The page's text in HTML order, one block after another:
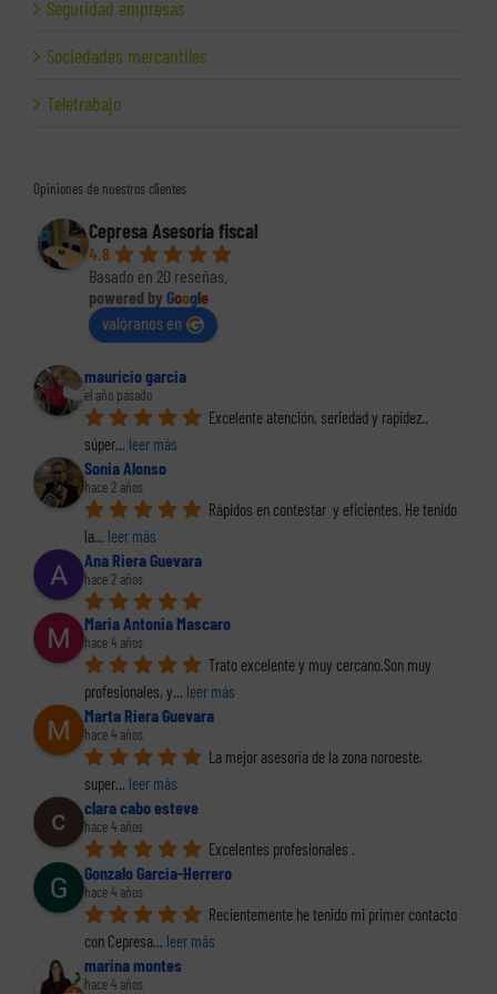
Seguridad empresas
Sociedades mercantiles
Teletrabajo
Opiniones de nuestros clientes
Cepresa Asesoría fiscal
4.8
Basado en 20 reseñas.
powered by Google
valóranos en
mauricio garcia
el año pasado
Excelente atención, seriedad y rapidez..
súper... leer más
Sonia Alonso
hace 2 años
Rápidos en contestar  y eficientes. He tenido
la... leer más
Ana Riera Guevara
hace 2 años
Maria Antonia Mascaro
hace 4 años
Trato excelente y muy cercano.Son muy
profesionales, y... leer más
Marta Riera Guevara
hace 4 años
La mejor asesoría de la zona noroeste,
super... leer más
clara cabo esteve
hace 4 años
Excelentes profesionales .
Gonzalo Garcia-Herrero
hace 4 años
Recientemente he tenido mi primer contacto
con Cepresa... leer más
marina montes
hace 4 años